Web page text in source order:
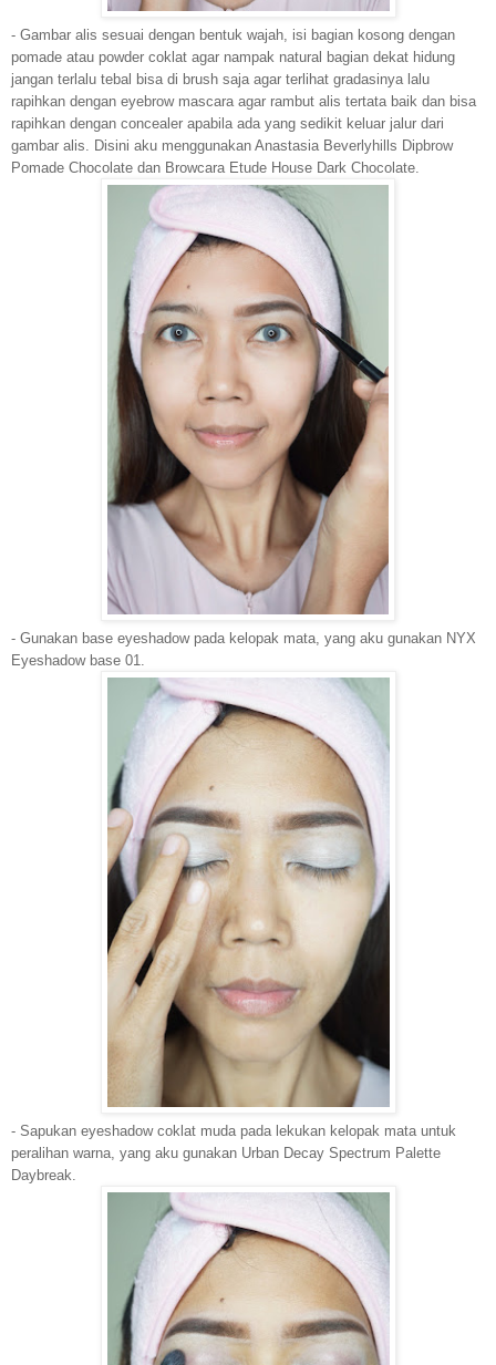
- Gambar alis sesuai dengan bentuk wajah, isi bagian kosong dengan
pomade atau powder coklat agar nampak natural bagian dekat hidung
jangan terlalu tebal bisa di brush saja agar terlihat gradasinya lalu
rapihkan dengan eyebrow mascara agar rambut alis tertata baik dan bisa
rapihkan dengan concealer apabila ada yang sedikit keluar jalur dari
gambar alis. Disini aku menggunakan Anastasia Beverlyhills Dipbrow
Pomade Chocolate dan Browcara Etude House Dark Chocolate.
- Gunakan base eyeshadow pada kelopak mata, yang aku gunakan NYX
Eyeshadow base 01.
- Sapukan eyeshadow coklat muda pada lekukan kelopak mata untuk
peralihan warna, yang aku gunakan Urban Decay Spectrum Palette
Daybreak.